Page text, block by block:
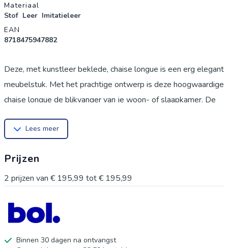
Materiaal
Stof Leer Imitatieleer
EAN
8718475947882
Deze, met kunstleer beklede, chaise longue is een erg elegant
meubelstuk. Met het prachtige ontwerp is deze hoogwaardige
chaise longue de blikvanger van je woon- of slaapkamer. De
hij erg comfortabel is en de massief houten poten dragen bij
longue is een luxe aanvulling op je woonkamerinterieur!
Kleur: wit
Totale afmetingen: 104 x 51 x 69,5 cm (L x B x h)
Breedte zitting: 83 cm
Diepte zitting: 47 cm
Lees meer
Prijzen
2 prijzen van € 195,99 tot€ 195,99
Binnen 30 dagen na ontvangst